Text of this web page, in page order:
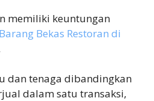
memiliki keuntungan
Bekas Restoran di
dan tenaga dibandingkan
dalam satu transaksi,